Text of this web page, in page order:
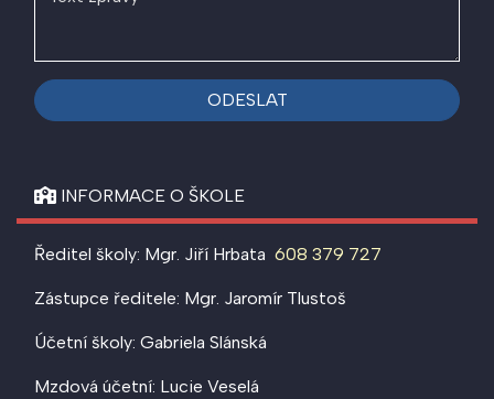
ODESLAT
INFORMACE O ŠKOLE
Ředitel školy: Mgr. Jiří Hrbata 608 379 727
Zástupce ředitele: Mgr. Jaromír Tlustoš
Účetní školy: Gabriela Slánská
Mzdová účetní: Lucie Veselá